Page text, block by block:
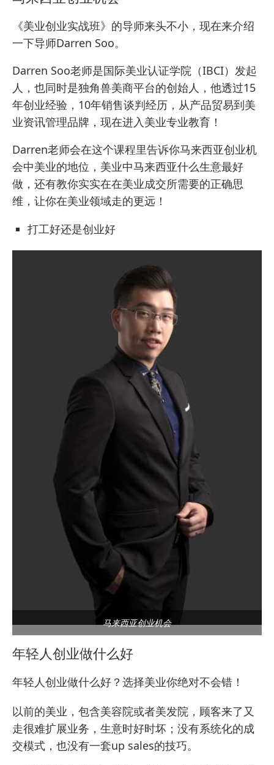
《美业创业实战班》的导师来头不小，现在来介绍
一下导师Darren Soo。
Darren Soo老师是国际美业认证学院（IBCI）发起
人，也同时是独角兽美商平台的创始人，他透过15
年创业经验，10年销售谈判经历，从产品贸易到美
业资讯管理品牌，现在进入美业专业教育！
Darren老师会在这个课程里告诉你马来西亚创业机
会中美业的地位，美业中马来西亚什么生意最好
做，还有教你实实在在美业成交所需要的正确思
维，让你在美业领域走的更远！
打工好还是创业好
马来西亚创业机会
年轻人创业做什么好
年轻人创业做什么好？选择美业你绝对不会错！
以前的美业，包含美容院或者美发院，顾客来了又
走很难扩展业务，生意时好时坏；没有系统化的成
交模式，也没有一套up sales的技巧。